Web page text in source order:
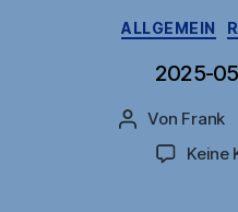
ALLGEMEIN
2025-
Beitragsautor
Von Frank
Keine